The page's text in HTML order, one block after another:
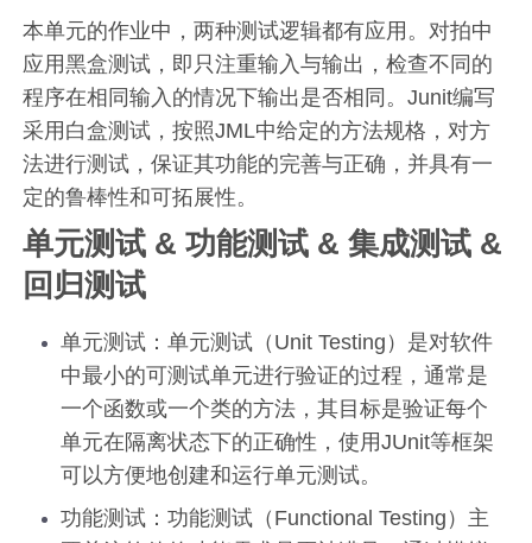
本单元的作业中，两种测试逻辑都有应用。对拍中
应用黑盒测试，即只注重输入与输出，检查不同的
程序在相同输入的情况下输出是否相同。Junit编写
采用白盒测试，按照JML中给定的方法规格，对方
法进行测试，保证其功能的完善与正确，并具有一
定的鲁棒性和可拓展性。
单元测试 & 功能测试 & 集成测试 &
回归测试
单元测试：单元测试（Unit Testing）是对软件
中最小的可测试单元进行验证的过程，通常是
一个函数或一个类的方法，其目标是验证每个
单元在隔离状态下的正确性，使用JUnit等框架
可以方便地创建和运行单元测试。
功能测试：功能测试（Functional Testing）主